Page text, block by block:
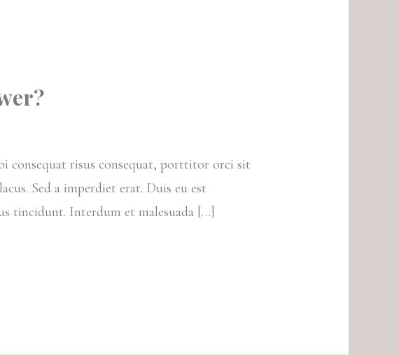
consequat risus consequat, porttitor orci sit
Sed a imperdiet erat. Duis eu est
tincidunt. Interdum et malesuada […]